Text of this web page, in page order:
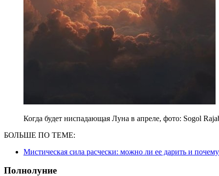
Когда будет ниспадающая Луна в апреле, фото: Sogol
БОЛЬШЕ ПО ТЕМЕ:
Мистическая сила расчески: можно ли ее дарить и
Полнолуние